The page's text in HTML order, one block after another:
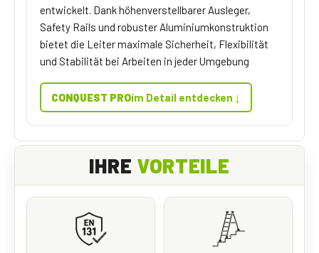
entwickelt. Dank höhenverstellbarer Ausleger,
Safety Rails und robuster Aluminiumkonstruktion
bietet die Leiter maximale Sicherheit, Flexibilität
und Stabilität bei Arbeiten in jeder Umgebung
CONQUEST PROim Detail entdecken ↓
IHRE VORTEILE